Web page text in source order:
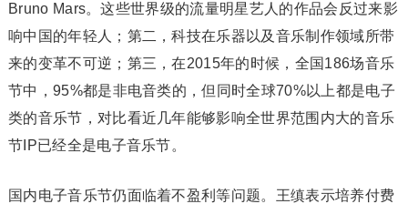
Bruno Mars。这些世界级的流量明星艺人的作品会反过来影
响中国的年轻人；第二，科技在乐器以及音乐制作领域所带
来的变革不可逆；第三，在2015年的时候，全国186场音乐
节中，95%都是非电音类的，但同时全球70%以上都是电子
类的音乐节，对比看近几年能够影响全世界范围内大的音乐
节IP已经全是电子音乐节。
国内电子音乐节仍面临着不盈利等问题。王缜表示培养付费